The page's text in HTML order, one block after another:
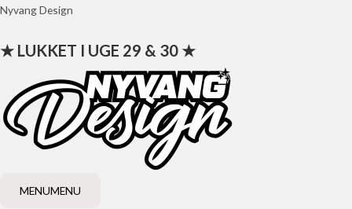
Gå
indholdet
Nyvang Design
★ LUKKET I UGE 29 & 30 ★
MENUMENU